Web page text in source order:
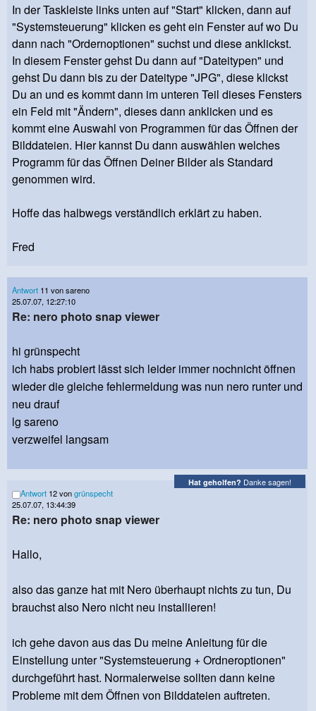
In der Taskleiste links unten auf "Start" klicken, dann auf
"Systemsteuerung" klicken es geht ein Fenster auf wo Du
dann nach "Ordernoptionen" suchst und diese anklickst.
In diesem Fenster gehst Du dann auf "Dateitypen" und
gehst Du dann bis zu der Dateitype "JPG", diese klickst
Du an und es kommt dann im unteren Teil dieses Fensters
ein Feld mit "Ändern", dieses dann anklicken und es
kommt eine Auswahl von Programmen für das Öffnen der
Bilddateien. Hier kannst Du dann auswählen welches
Programm für das Öffnen Deiner Bilder als Standard
genommen wird.
Hoffe das halbwegs verständlich erklärt zu haben.
Fred
Antwort 11 von sareno
25.07.07, 12:27:10
Re: nero photo snap viewer
hi grünspecht
ich habs probiert lässt sich leider immer nochnicht öffnen
wieder die gleiche fehlermeldung was nun nero runter und
neu drauf
lg sareno
verzweifel langsam
Hat geholfen? Danke sagen!
Antwort 12 vongrünspecht
25.07.07, 13:44:39
Re: nero photo snap viewer
Hallo,
also das ganze hat mit Nero überhaupt nichts zu tun, Du
brauchst also Nero nicht neu installieren!
ich gehe davon aus das Du meine Anleitung für die
Einstellung unter "Systemsteuerung + Ordneroptionen"
durchgeführt hast. Normalerweise sollten dann keine
Probleme mit dem Öffnen von Bilddateien auftreten.